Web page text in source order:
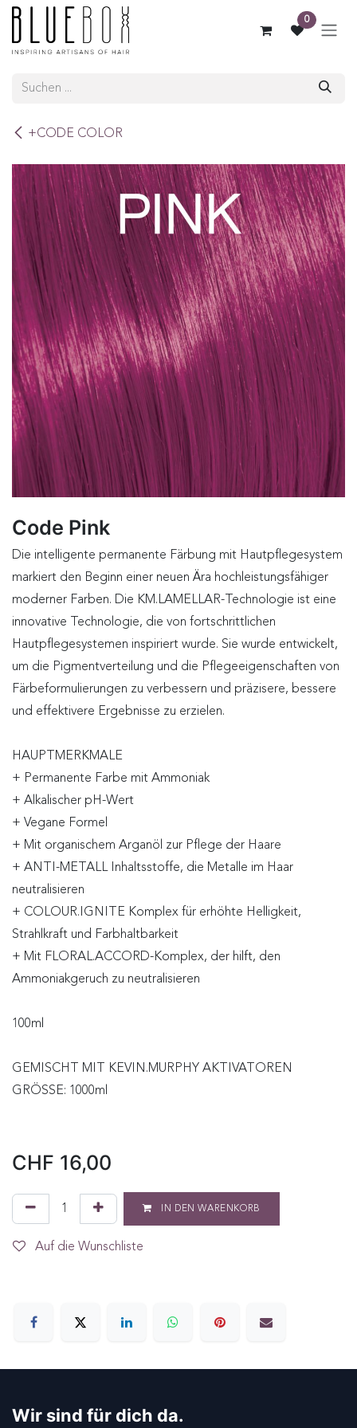
ZUM INHALT SPRINGEN
0
+CODE COLOR
Code Pink
Die intelligente permanente Färbung mit Hautpflegesystem
markiert den Beginn einer neuen Ära hochleistungsfähiger
moderner Farben. Die KM.LAMELLAR-Technologie ist eine
innovative Technologie, die von fortschrittlichen
Hautpflegesystemen inspiriert wurde. Sie wurde entwickelt,
um die Pigmentverteilung und die Pflegeeigenschaften von
Färbeformulierungen zu verbessern und präzisere, bessere
und effektivere Ergebnisse zu erzielen.
HAUPTMERKMALE
+ Permanente Farbe mit Ammoniak
+ Alkalischer pH-Wert
+ Vegane Formel
+ Mit organischem Arganöl zur Pflege der Haare
+ ANTI-METALL Inhaltsstoffe, die Metalle im Haar
neutralisieren
+ COLOUR.IGNITE Komplex für erhöhte Helligkeit,
Strahlkraft und Farbhaltbarkeit
+ Mit FLORAL.ACCORD-Komplex, der hilft, den
Ammoniakgeruch zu neutralisieren
100ml
GEMISCHT MIT KEVIN.MURPHY AKTIVATOREN
GRÖSSE: 1000ml
CHF 16,00
IN DEN WARENKORB
Auf die Wunschliste
Wir sind für dich da.